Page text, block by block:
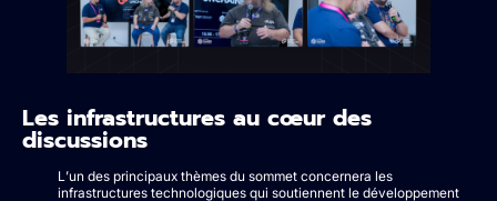
Les infrastructures au cœur des
discussions
L’un des principaux thèmes du sommet concernera les
infrastructures technologiques qui soutiennent le développement